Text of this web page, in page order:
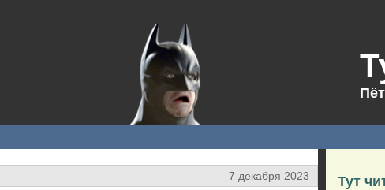
7 декабря 2023 Тут